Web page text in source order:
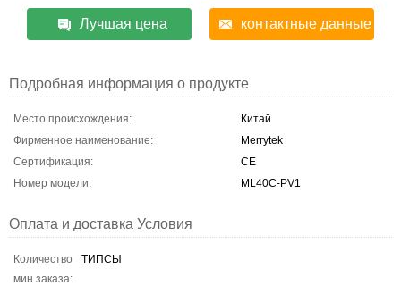
Лучшая цена контактные данные
Подробная информация о продукте
Место происхождения:
Китай
Фирменное наименование:
Merrytek
Сертификация:
CE
Номер модели:
ML40C-PV1
Оплата и доставка Условия
Количество
мин заказа:
ТИПСЫ